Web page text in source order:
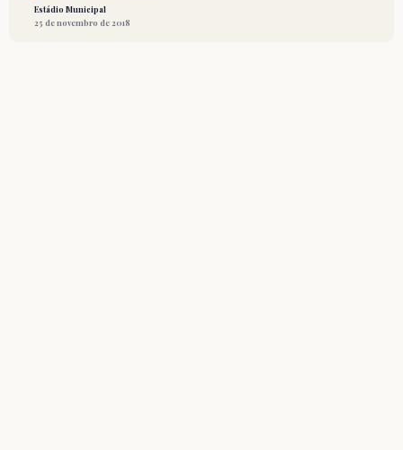
Estádio Municipal
25 de novembro de 2018